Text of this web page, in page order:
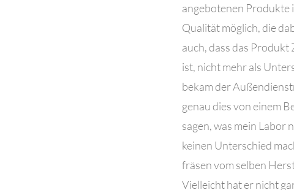
angebotenen Produkte
Qualität möglich, die
auch, dass das
ist, nicht mehr als
bekam der
genau dies von einem
sagen, was mein Labor
keinen Unterschied
fräsen vom selben
Vielleicht hat er nicht